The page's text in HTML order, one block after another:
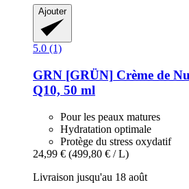
Ajouter
5.0 (1)
GRN [GRÜN] Crème de
Q10, 50 ml
Pour les peaux matures
Hydratation optimale
Protège du stress oxydatif
24,99 € (499,80 € / L)
Livraison jusqu'au 18 août